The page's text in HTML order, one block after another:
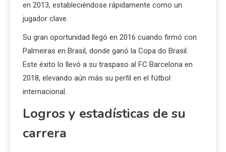
en 2013, estableciéndose rápidamente como un
jugador clave.
Su gran oportunidad llegó en 2016 cuando firmó con
Palmeiras en Brasil, donde ganó la Copa do Brasil.
Este éxito lo llevó a su traspaso al FC Barcelona en
2018, elevando aún más su perfil en el fútbol
internacional.
Logros y estadísticas de su
carrera